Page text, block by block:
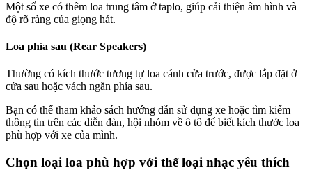
Một số xe có thêm loa trung tâm ở taplo, giúp cải thiện âm hình và
độ rõ ràng của giọng hát.
Loa phía sau (Rear Speakers)
Thường có kích thước tương tự loa cánh cửa trước, được lắp đặt ở
cửa sau hoặc vách ngăn phía sau.
Bạn có thể tham khảo sách hướng dẫn sử dụng xe hoặc tìm kiếm
thông tin trên các diễn đàn, hội nhóm về ô tô để biết kích thước loa
phù hợp với xe của mình.
Chọn loại loa phù hợp với thể loại nhạc yêu thích